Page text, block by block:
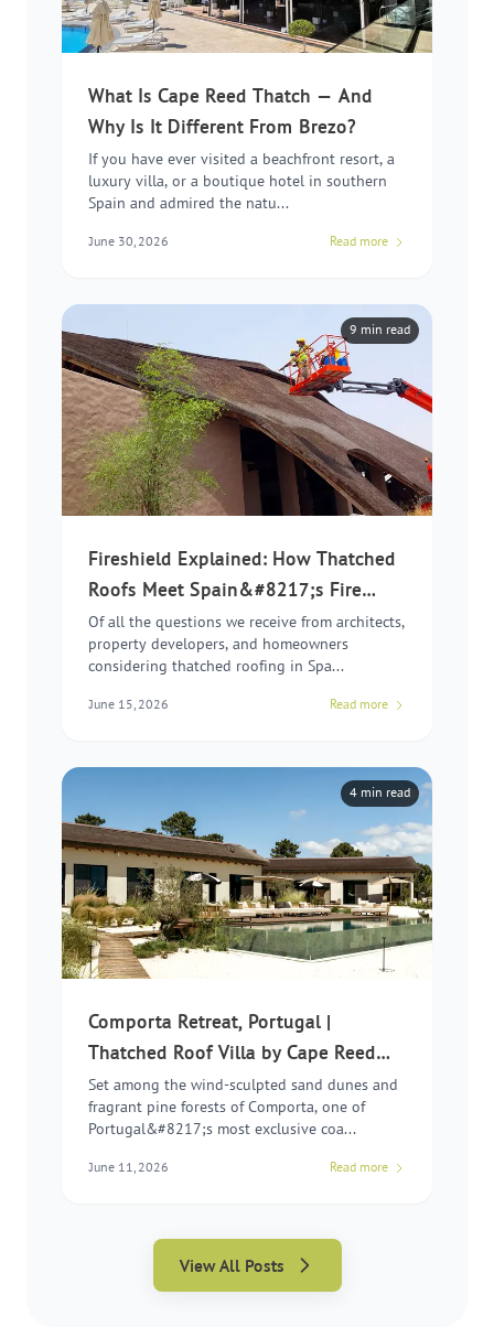
What Is Cape Reed Thatch — And
Why Is It Different From Brezo?
If you have ever visited a beachfront resort, a
luxury villa, or a boutique hotel in southern
Spain and admired the natu...
June 30, 2026 Read more
9 min read
Fireshield Explained: How Thatched
Roofs Meet Spain&#8217;s Fire
Regulations
Of all the questions we receive from architects,
property developers, and homeowners
considering thatched roofing in Spa...
June 15, 2026 Read more
4 min read
Comporta Retreat, Portugal |
Thatched Roof Villa by Cape Reed
International
Set among the wind-sculpted sand dunes and
fragrant pine forests of Comporta, one of
Portugal&#8217;s most exclusive coa...
June 11, 2026 Read more
View All Posts